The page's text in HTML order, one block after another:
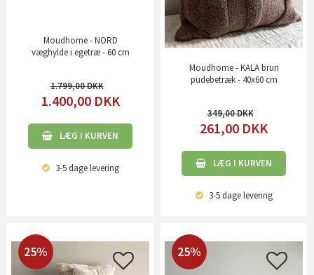
Moudhome - NORD
væghylde i egetræ - 60 cm
1.799,00
1.400,00 DKK
LÆG I KURVEN
3-5 dagelevering
Moudhome - KALA brun
pudebetræk - 40x60 cm
349,00
261,00 DKK
LÆG I KURVEN
3-5 dagelevering
25% 25%